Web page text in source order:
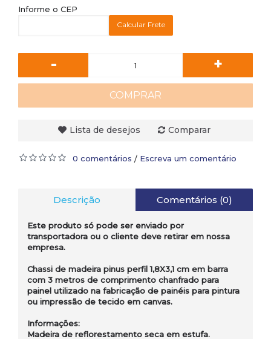
Informe o CEP
Calcular Frete
- +
COMPRAR
Lista de desejos Comparar
0 comentários / Escreva um comentário
Descrição Comentários (0)
Este produto só pode ser enviado por
transportadora ou o cliente deve retirar em nossa
empresa.
Chassi de madeira pinus perfil 1,8X3,1 cm em barra
com 3 metros de comprimento chanfrado para
painel utilizado na fabricação de painéis para pintura
ou impressão de tecido em canvas.
Informações:
Madeira de reflorestamento seca em estufa.